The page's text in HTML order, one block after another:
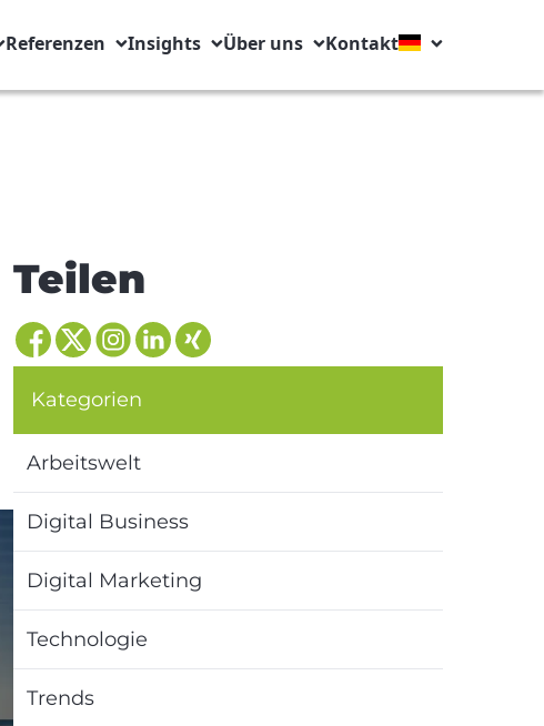
Referenzen Insights Über uns Kontakt
Teilen
Kategorien
Arbeitswelt
Digital Business
Digital Marketing
Technologie
Trends